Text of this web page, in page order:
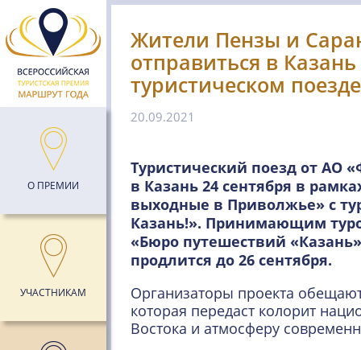
О ПРЕМИИ
УЧАСТНИКАМ
Жители Пензы и
отправиться в
туристическом поезде
20.09.2021
Туристический поезд от АО
в Казань 24 сентября в
выходные в Приволжье» с
Казань!». Принимающим
«Бюро путешествий
продлится до 26 сентября.
Организаторы проекта
которая передаст колорит
Востока и атмосферу